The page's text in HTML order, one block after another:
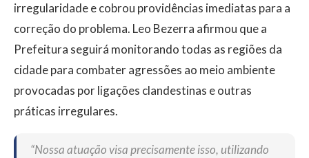
irregularidade e cobrou providências imediatas para a
correção do problema. Leo Bezerra afirmou que a
Prefeitura seguirá monitorando todas as regiões da
cidade para combater agressões ao meio ambiente
provocadas por ligações clandestinas e outras
práticas irregulares.
“Nossa atuação visa precisamente isso, utilizando